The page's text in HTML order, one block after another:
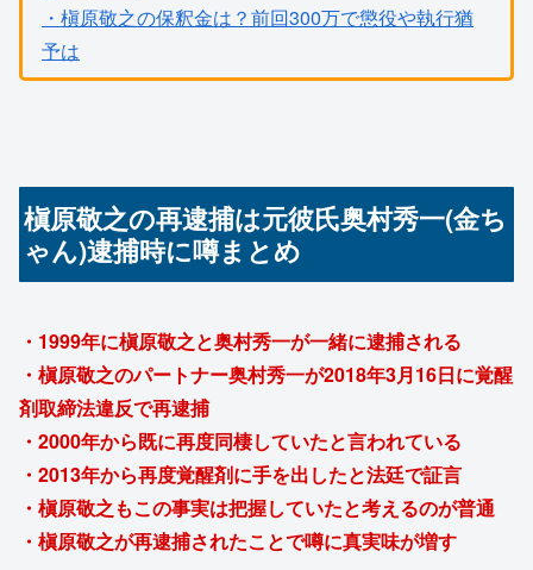
・槇原敬之の保釈金は？前回300万で懲役や執行猶
予は
槇原敬之の再逮捕は元彼氏奥村秀一(金ち
ゃん)逮捕時に噂まとめ
・1999年に槇原敬之と奥村秀一が一緒に逮捕される
・槇原敬之のパートナー奥村秀一が2018年3月16日に覚醒
剤取締法違反で再逮捕
・2000年から既に再度同棲していたと言われている
・2013年から再度覚醒剤に手を出したと法廷で証言
・槇原敬之もこの事実は把握していたと考えるのが普通
・槇原敬之が再逮捕されたことで噂に真実味が増す